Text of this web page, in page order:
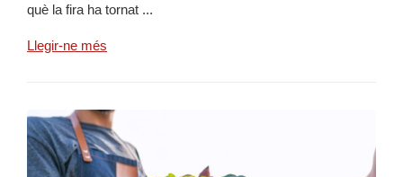
què la fira ha tornat ...
Llegir-ne més